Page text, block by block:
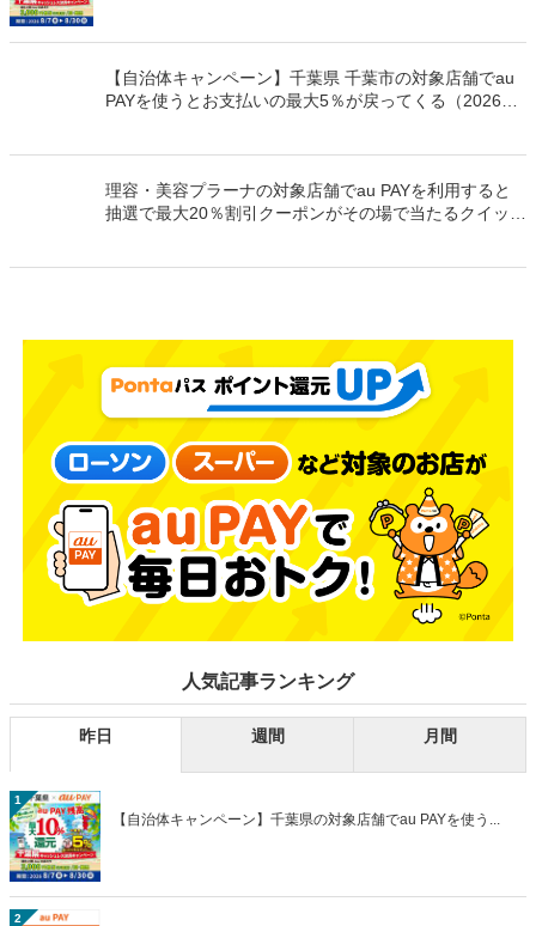
【自治体キャンペーン】千葉県 千葉市の対象店舗でau
PAYを使うとお支払いの最大5％が戻ってくる（2026年
理容・美容プラーナの対象店舗でau PAYを利用すると
抽選で最大20％割引クーポンがその場で当たるクイック
人気記事ランキング
昨日 週間 月間
1
【自治体キャンペーン】千葉県の対象店舗でau PAYを使う...
2